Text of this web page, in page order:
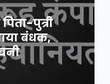
पुत्री
बंधक,